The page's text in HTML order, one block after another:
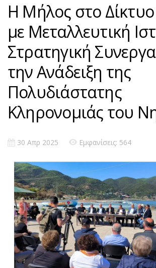
Η Μήλος στο
με Μεταλλευτική
Στρατηγική
την Ανάδειξη της
Πολυδιάστατης
Κληρονομιάς του
30 Απρ 2025 Εμφανίσεις: 564